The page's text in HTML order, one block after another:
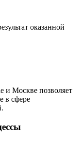
оказанной
и Москве позволяет
в сфере